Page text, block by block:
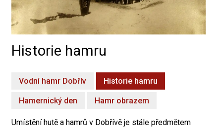
Historie hamru
Vodní hamr Dobřív Historie hamru
Hamernický den Hamr obrazem
Umístění hutě a hamrů v Dobřívě je stále předmětem